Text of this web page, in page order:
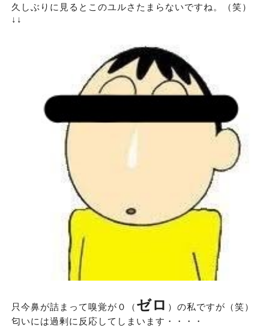
久しぶりに見るとこのユルさたまらないですね。（笑）
↓↓
只今鼻が詰まって嗅覚が０（ ゼロ ）の私ですが（笑）
匂いには過剰に反応してしまいます・・・・